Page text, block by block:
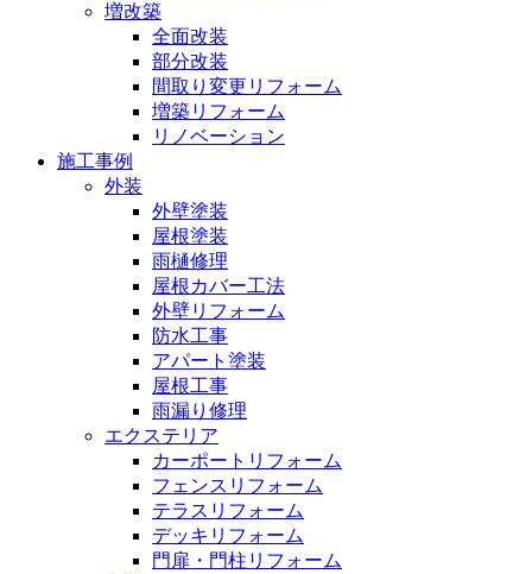
増改築
全面改装
部分改装
間取り変更リフォーム
増築リフォーム
リノベーション
施工事例
外装
外壁塗装
屋根塗装
雨樋修理
屋根カバー工法
外壁リフォーム
防水工事
アパート塗装
屋根工事
雨漏り修理
エクステリア
カーポートリフォーム
フェンスリフォーム
テラスリフォーム
デッキリフォーム
門扉・門柱リフォーム